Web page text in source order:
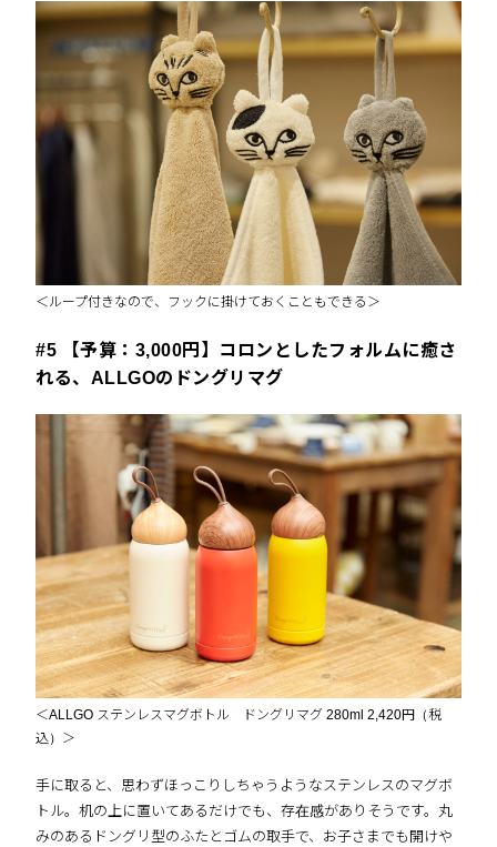
＜ループ付きなので、フックに掛けておくこともできる＞
#5 【予算：3,000円】コロンとしたフォルムに癒さ
れる、ALLGOのドングリマグ
＜ALLGO ステンレスマグボトル ドングリマグ 280ml 2,420円（税
込）＞
手に取ると、思わずほっこりしちゃうようなステンレスのマグボ
トル。机の上に置いてあるだけでも、存在感がありそうです。丸
みのあるドングリ型のふたとゴムの取手で、お子さまでも開けや